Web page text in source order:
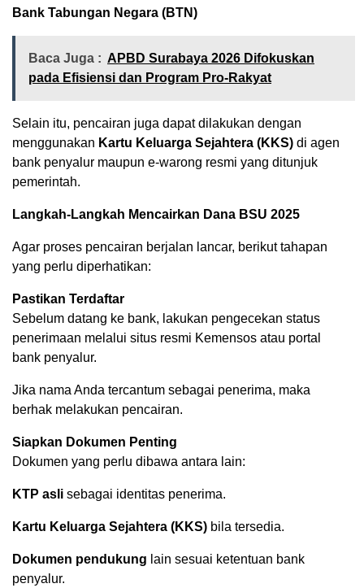
Bank Tabungan Negara (BTN)
Baca Juga : APBD Surabaya 2026 Difokuskan
pada Efisiensi dan Program Pro-Rakyat
Selain itu, pencairan juga dapat dilakukan dengan
menggunakan Kartu Keluarga Sejahtera (KKS) di agen
bank penyalur maupun e-warong resmi yang ditunjuk
pemerintah.
Langkah-Langkah Mencairkan Dana BSU 2025
Agar proses pencairan berjalan lancar, berikut tahapan
yang perlu diperhatikan:
Pastikan Terdaftar
Sebelum datang ke bank, lakukan pengecekan status
penerimaan melalui situs resmi Kemensos atau portal
bank penyalur.
Jika nama Anda tercantum sebagai penerima, maka
berhak melakukan pencairan.
Siapkan Dokumen Penting
Dokumen yang perlu dibawa antara lain:
KTP asli sebagai identitas penerima.
Kartu Keluarga Sejahtera (KKS) bila tersedia.
Dokumen pendukung lain sesuai ketentuan bank
penyalur.